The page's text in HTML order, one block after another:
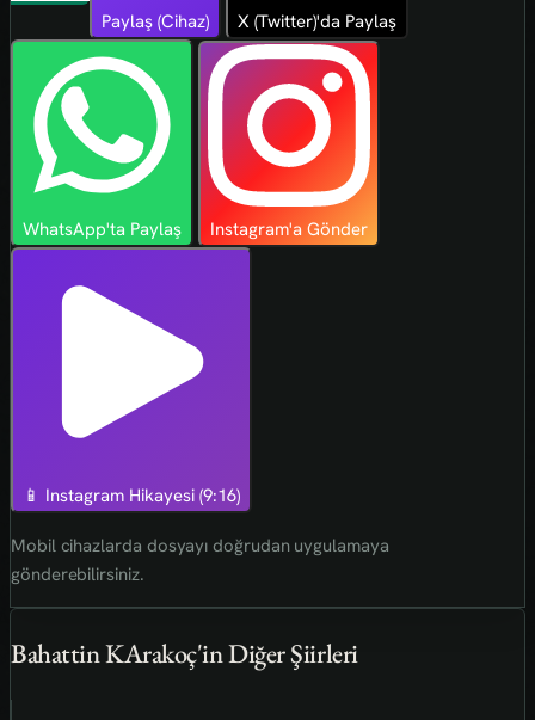
Paylaş (Cihaz)
X (Twitter)'da Paylaş
WhatsApp'ta Paylaş Instagram'a Gönder
📱 Instagram Hikayesi (9:16)
Mobil cihazlarda dosyayı doğrudan uygulamaya
gönderebilirsiniz.
Bahattin KArakoç'in Diğer Şiirleri